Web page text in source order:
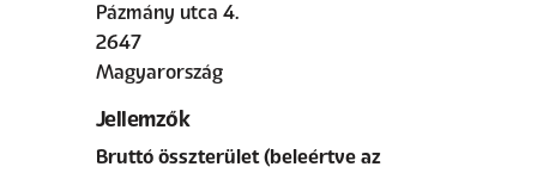
Pázmány utca 4.
2647
Magyarország
Jellemzők
Bruttó összterület (beleértve az